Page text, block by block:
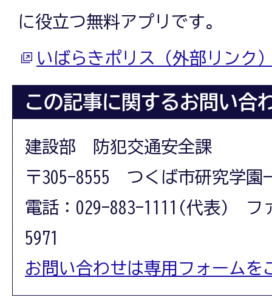
に役立つ無料アプリです。
いばらきポリス（外部リンク
この記事に関するお問い合
建設部 防犯交通安全課
〒305-8555 つくば市研究学園
電話：029-883-1111(代表) フ
5971
お問い合わせは専用フォームを